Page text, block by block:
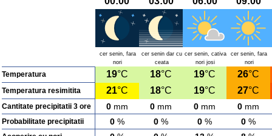
cer senin, fara
nori
cer senin dar cu
ceata
cer senin, cativa
nori josi
cer senin, fara
nori
Temperatura 19°C 18°C 19°C 26°C
Temperatura resimitita 21°C 18°C 19°C 27°C
Cantitate precipitatii 3 ore 0 mm 0 mm 0 mm 0 mm
Probabilitate precipitatii 0 % 0 % 0 % 0 %